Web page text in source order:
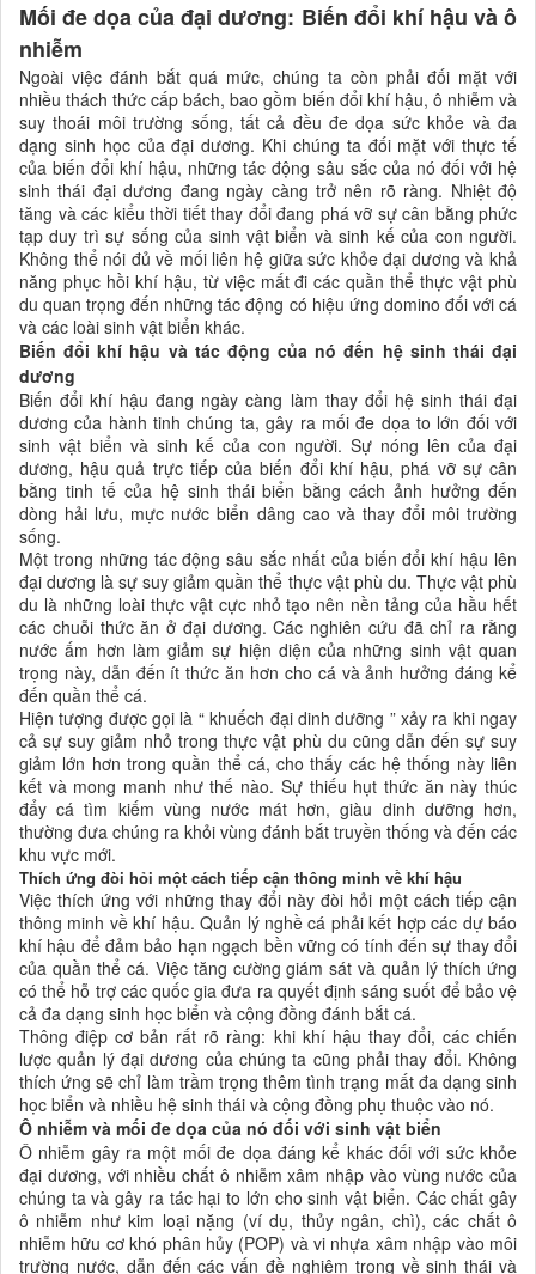
Mối đe dọa của đại dương: Biến đổi khí hậu và ô
nhiễm
Ngoài việc đánh bắt quá mức, chúng ta còn phải đối mặt với
nhiều thách thức cấp bách, bao gồm biến đổi khí hậu, ô nhiễm và
suy thoái môi trường sống, tất cả đều đe dọa sức khỏe và đa
dạng sinh học của đại dương. Khi chúng ta đối mặt với thực tế
của biến đổi khí hậu, những tác động sâu sắc của nó đối với hệ
sinh thái đại dương đang ngày càng trở nên rõ ràng. Nhiệt độ
tăng và các kiểu thời tiết thay đổi đang phá vỡ sự cân bằng phức
tạp duy trì sự sống của sinh vật biển và sinh kế của con người.
Không thể nói đủ về mối liên hệ giữa sức khỏe đại dương và khả
năng phục hồi khí hậu, từ việc mất đi các quần thể thực vật phù
du quan trọng đến những tác động có hiệu ứng domino đối với cá
và các loài sinh vật biển khác.
Biến đổi khí hậu và tác động của nó đến hệ sinh thái đại
dương
Biến đổi khí hậu đang ngày càng làm thay đổi hệ sinh thái đại
dương của hành tinh chúng ta, gây ra mối đe dọa to lớn đối với
sinh vật biển và sinh kế của con người. Sự nóng lên của đại
dương, hậu quả trực tiếp của biến đổi khí hậu, phá vỡ sự cân
bằng tinh tế của hệ sinh thái biển bằng cách ảnh hưởng đến
dòng hải lưu, mực nước biển dâng cao và thay đổi môi trường
sống.
Một trong những tác động sâu sắc nhất của biến đổi khí hậu lên
đại dương là sự suy giảm quần thể thực vật phù du. Thực vật phù
du là những loài thực vật cực nhỏ tạo nên nền tảng của hầu hết
các chuỗi thức ăn ở đại dương. Các nghiên cứu đã chỉ ra rằng
nước ấm hơn làm giảm sự hiện diện của những sinh vật quan
trọng này, dẫn đến ít thức ăn hơn cho cá và ảnh hưởng đáng kể
đến quần thể cá.
Hiện tượng được gọi là “ khuếch đại dinh dưỡng ” xảy ra khi ngay
cả sự suy giảm nhỏ trong thực vật phù du cũng dẫn đến sự suy
giảm lớn hơn trong quần thể cá, cho thấy các hệ thống này liên
kết và mong manh như thế nào. Sự thiếu hụt thức ăn này thúc
đẩy cá tìm kiếm vùng nước mát hơn, giàu dinh dưỡng hơn,
thường đưa chúng ra khỏi vùng đánh bắt truyền thống và đến các
khu vực mới.
Thích ứng đòi hỏi một cách tiếp cận thông minh về khí hậu
Việc thích ứng với những thay đổi này đòi hỏi một cách tiếp cận
thông minh về khí hậu. Quản lý nghề cá phải kết hợp các dự báo
khí hậu để đảm bảo hạn ngạch bền vững có tính đến sự thay đổi
của quần thể cá. Việc tăng cường giám sát và quản lý thích ứng
có thể hỗ trợ các quốc gia đưa ra quyết định sáng suốt để bảo vệ
cả đa dạng sinh học biển và cộng đồng đánh bắt cá.
Thông điệp cơ bản rất rõ ràng: khi khí hậu thay đổi, các chiến
lược quản lý đại dương của chúng ta cũng phải thay đổi. Không
thích ứng sẽ chỉ làm trầm trọng thêm tình trạng mất đa dạng sinh
học biển và nhiều hệ sinh thái và cộng đồng phụ thuộc vào nó.
Ô nhiễm và mối đe dọa của nó đối với sinh vật biển
Ô nhiễm gây ra một mối đe dọa đáng kể khác đối với sức khỏe
đại dương, với nhiều chất ô nhiễm xâm nhập vào vùng nước của
chúng ta và gây ra tác hại to lớn cho sinh vật biển. Các chất gây
ô nhiễm như kim loại nặng (ví dụ, thủy ngân, chì), các chất ô
nhiễm hữu cơ khó phân hủy (POP) và vi nhựa xâm nhập vào môi
trường nước, dẫn đến các vấn đề nghiêm trọng về sinh thái và